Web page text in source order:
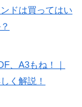
ドは買ってはい
、A3もね！｜
く解説！